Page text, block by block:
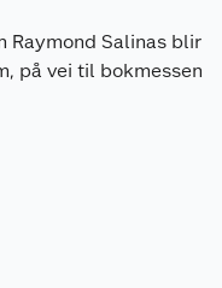
Raymond Salinas blir
på vei til bokmessen